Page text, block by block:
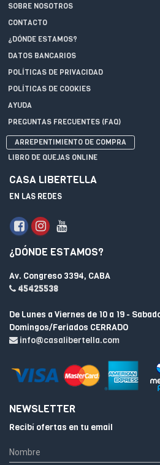
SOBRE NOSOTROS
CONTACTO
¿DÓNDE ESTAMOS?
DATOS BANCARIOS
POLÍTICAS DE PRIVACIDAD
POLÍTICAS DE COOKIES
AYUDA
PREGUNTAS FRECUENTES (FAQ)
ARREPENTIMIENTO DE COMPRA
LIBRO DE QUEJAS ONLINE
CASA LIBERTELLA
EN LAS REDES
¿DÓNDE ESTAMOS?
Av. Congreso 3394, CABA
45425538
De Lunes a Viernes de 10 a 19 -
Domingos/Feriados CERRADO
info@casalibertella.com
NEWSLETTER
Recibí ofertas en tu email